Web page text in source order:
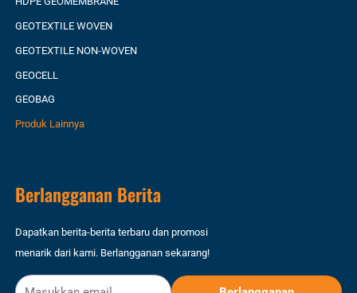
GEOTEXTILE WOVEN
GEOTEXTILE NON-WOVEN
GEOCELL
GEOBAG
Produk Lainnya
Berlangganan Berita
Dapatkan berita-berita terbaru dan promosi
menarik dari kami. Berlangganan sekarang!